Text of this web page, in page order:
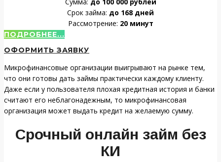
Срок займа: до 168 дней
Рассмотрение: 20 минут
ПОДРОБНЕЕ...
ОФОРМИТЬ ЗАЯВКУ
Микрофинансовые организации выигрывают на рынке тем,
что они готовы дать займы практически каждому клиенту.
Даже если у пользователя плохая кредитная история и банки
считают его неблагонадежным, то микрофинансовая
организация может выдать кредит на желаемую сумму.
Срочный онлайн займ без
КИ